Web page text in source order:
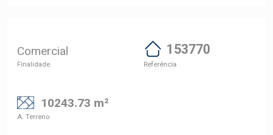
Comercial
Finalidade
153770
Referência
10243.73 m²
A. Terreno